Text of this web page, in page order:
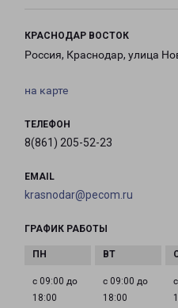
КРАСНОДАР ВОСТОК
Россия, Краснодар, улица
на карте
ТЕЛЕФОН
8(861) 205-52-23
EMAIL
krasnodar@pecom.ru
ГРАФИК РАБОТЫ
с 09:00 до
18:00
с 09:00 до
18:00